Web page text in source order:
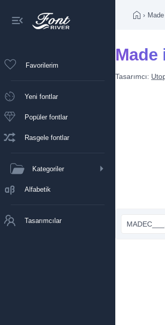
Favorilerim
Yeni fontlar
Popüler fontlar
Rasgele fontlar
Kategoriler
Alfabetik
Tasarımcılar
›
Made
Tasarımcı: